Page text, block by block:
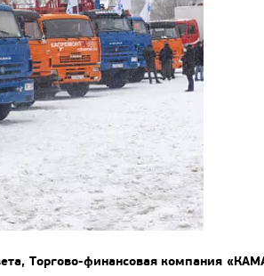
Торгово-финансовая компания